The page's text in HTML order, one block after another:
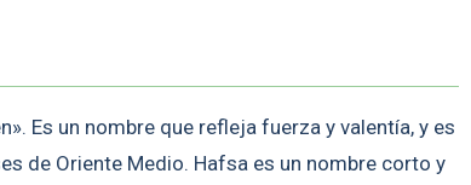
Es un nombre que refleja fuerza y valentía, y es
de Oriente Medio. Hafsa es un nombre corto y